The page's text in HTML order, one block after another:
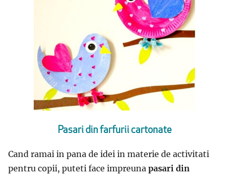
Pasari din farfurii cartonate
Cand ramai in pana de idei in materie de activitati
pentru copii, puteti face impreuna pasari din